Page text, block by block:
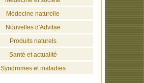
Médecine naturelle
Nouvelles d'Advitae
Produits naturels
Santé et actualité
Syndromes et maladies